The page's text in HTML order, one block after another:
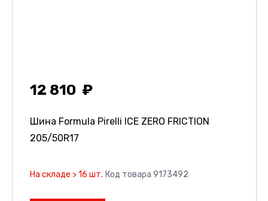
12 810
Шина Formula Pirelli ICE ZERO FRICTION
205/50R17
На складе > 16 шт. Код товара 9173492